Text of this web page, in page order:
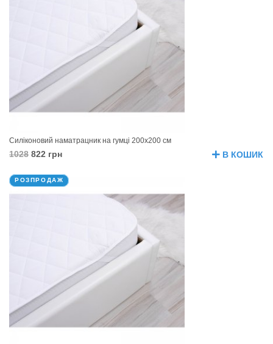
Силіконовий наматрацник на гумці 200х200 см
1028 822 грн В КОШИК
РОЗПРОДАЖ